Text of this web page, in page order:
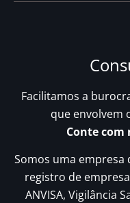
Facilitamos a
que envolvem
Conte com
Somos uma empresa
registro de
ANVISA, Vigilância